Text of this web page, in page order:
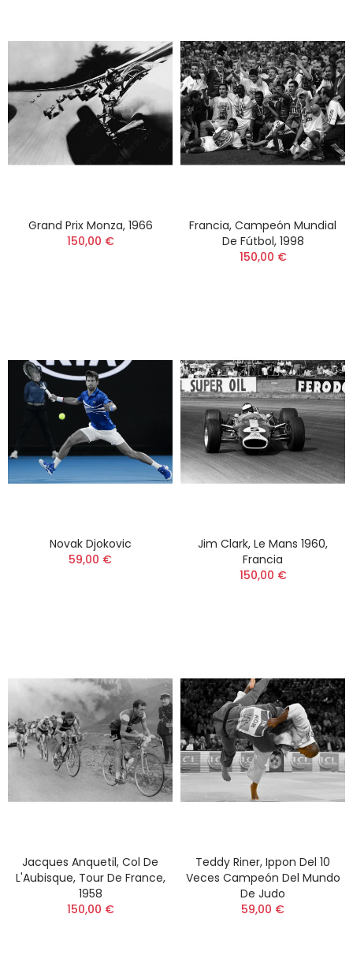
Grand Prix Monza, 1966
150,00 €
Francia, Campeón Mundial
De Fútbol, 1998
150,00 €
Novak Djokovic
59,00 €
Jim Clark, Le Mans 1960,
Francia
150,00 €
Jacques Anquetil, Col De
L'Aubisque, Tour De France,
1958
150,00 €
Teddy Riner, Ippon Del 10
Veces Campeón Del Mundo
De Judo
59,00 €